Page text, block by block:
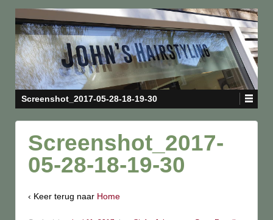
Screenshot_2017-05-28-18-19-30
Screenshot_2017-
05-28-18-19-30
‹ Keer terug naar Home